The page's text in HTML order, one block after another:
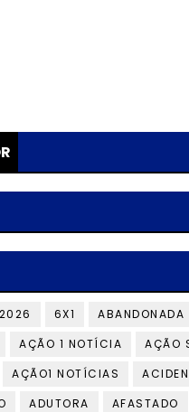
2026 6X1
ABANDONADA
AÇÃO 1 NOTÍCIA
AÇÃO
AÇÃO1 NOTÍCIAS
ADUTORA
AFASTADO